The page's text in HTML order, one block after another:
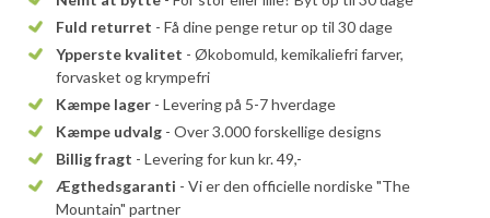
Fuld returret - Få dine penge retur op til 30 dage
Ypperste kvalitet - Økobomuld, kemikaliefri farver,
forvasket og krympefri
Kæmpe lager - Levering på 5-7 hverdage
Kæmpe udvalg - Over 3.000 forskellige designs
Billig fragt - Levering for kun kr. 49,-
Ægthedsgaranti - Vi er den officielle nordiske "The
Mountain" partner